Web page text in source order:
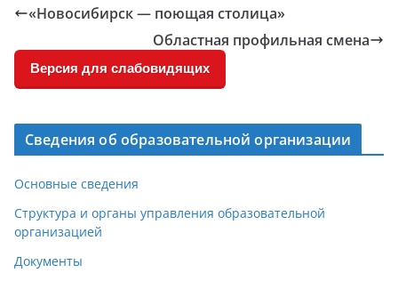
«Новосибирск — поющая столица»
Областная профильная смена
Версия для слабовидящих
Сведения об образовательной организации
Основные сведения
Структура и органы управления образовательной
организацией
Документы